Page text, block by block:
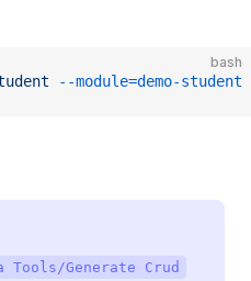
bash
--module=demo-student
Tools/Generate Crud